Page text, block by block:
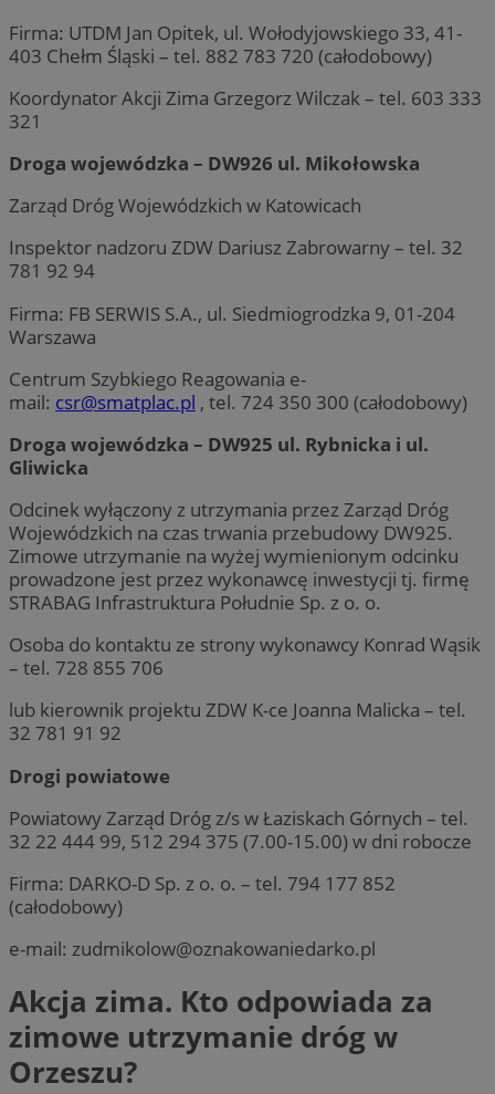
Firma: UTDM Jan Opitek, ul. Wołodyjowskiego 33, 41-
403 Chełm Śląski – tel. 882 783 720 (całodobowy)
Koordynator Akcji Zima Grzegorz Wilczak – tel. 603 333
321
Droga wojewódzka – DW926 ul. Mikołowska
Zarząd Dróg Wojewódzkich w Katowicach
Inspektor nadzoru ZDW Dariusz Zabrowarny – tel. 32
781 92 94
Firma: FB SERWIS S.A., ul. Siedmiogrodzka 9, 01-204
Warszawa
Centrum Szybkiego Reagowania e-
mail: csr@smatplac.pl , tel. 724 350 300 (całodobowy)
Droga wojewódzka – DW925 ul. Rybnicka i ul.
Gliwicka
Odcinek wyłączony z utrzymania przez Zarząd Dróg
Wojewódzkich na czas trwania przebudowy DW925.
Zimowe utrzymanie na wyżej wymienionym odcinku
prowadzone jest przez wykonawcę inwestycji tj. firmę
STRABAG Infrastruktura Południe Sp. z o. o.
Osoba do kontaktu ze strony wykonawcy Konrad Wąsik
– tel. 728 855 706
lub kierownik projektu ZDW K-ce Joanna Malicka – tel.
32 781 91 92
Drogi powiatowe
Powiatowy Zarząd Dróg z/s w Łaziskach Górnych – tel.
32 22 444 99, 512 294 375 (7.00-15.00) w dni robocze
Firma: DARKO-D Sp. z o. o. – tel. 794 177 852
(całodobowy)
e-mail: zudmikolow@oznakowaniedarko.pl
Akcja zima. Kto odpowiada za
zimowe utrzymanie dróg w
Orzeszu?